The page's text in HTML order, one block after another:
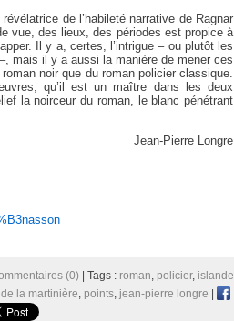
de l’habileté narrative de Ragnar
vue, des lieux, des périodes est propice à
Il y a, certes, l’intrigue – ou plutôt les
mais il y a aussi la manière de mener ces
noir que du roman policier classique.
qu’il est un maître dans les deux
la noirceur du roman, le blanc pénétrant
Jean-Pierre Longre
(0) | Tags : roman, policier, islande
la martinière, points, jean-pierre longre